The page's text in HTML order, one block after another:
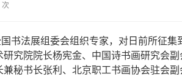
次
书法展组委会组织专家，对日前所征
究院院长杨宪金、中国诗书画研究会
秘书长张利、北京职工书画协会驻会